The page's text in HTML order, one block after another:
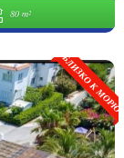
80 m²
БЛИЗКО К МОРЮ